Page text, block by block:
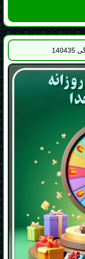
رمضان مسابقه